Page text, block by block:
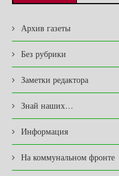
Архив газеты
Без рубрики
Заметки редактора
Знай наших…
Информация
На коммунальном фронте